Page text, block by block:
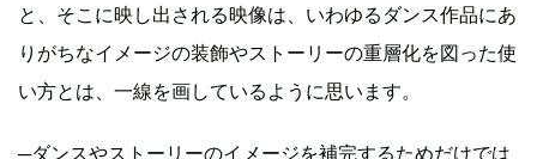
と、そこに映し出される映像は、いわゆるダンス作品にあ
りがちなイメージの装飾やストーリーの重層化を図った使
い方とは、一線を画しているように思います。
─ダンスやストーリーのイメージを補完するためだけでは